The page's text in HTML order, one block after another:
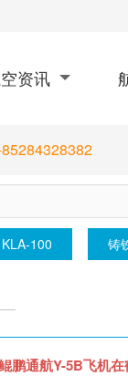
资讯
民用航空法
鹏通航Y-5B飞机